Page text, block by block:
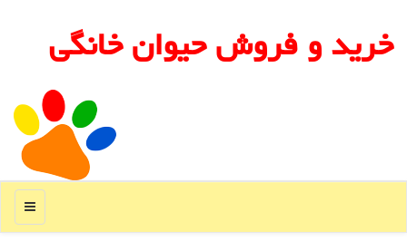
خرید و فروش حیوان خانگی
منو